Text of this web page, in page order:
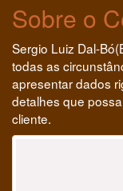
Sobre o
Sergio Luiz Dal-
todas as
apresentar dados
detalhes que
cliente.